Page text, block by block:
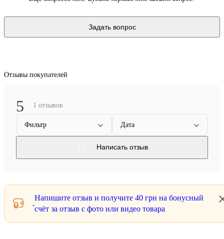
Задать вопрос
Отзывы покупателей
5 1 отзывов
Фильтр Дата
Написать отзыв
Напишите отзыв и получите 40 грн на бонусный
счёт за отзыв с фото или видео товара